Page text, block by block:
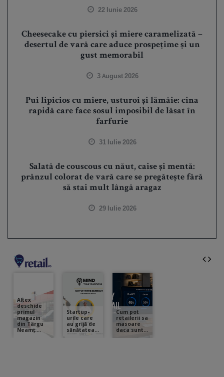
22 Iunie 2026
Cheesecake cu piersici și miere caramelizată –
desertul de vară care aduce prospețime și un
gust memorabil
3 August 2026
Pui lipicios cu miere, usturoi și lămâie: cina
rapidă care face sosul imposibil de lăsat în
farfurie
31 Iulie 2026
Salată de couscous cu năut, caise și mentă:
prânzul colorat de vară care se pregătește fără
să stai mult lângă aragaz
29 Iulie 2026